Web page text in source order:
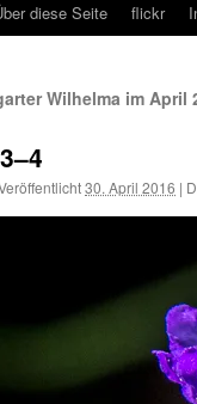
diese Seite flickr
Wilhelma im April
30. April 2016 |